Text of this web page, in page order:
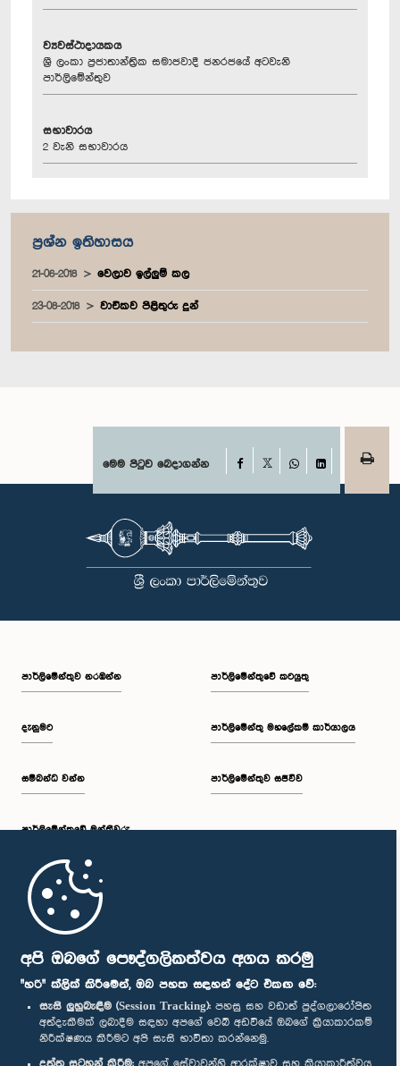
අපි ඔබගේ පෞද්ගලිකත්වය අගය කරමු
"හරි" ක්ලික් කිරීමෙන්, ඔබ පහත සඳහන් දේට එකඟ වේ:
සැසි ලුහුබැඳීම (Session Tracking): පහසු සහ වඩාත් පුද්ගලාරෝපිත
අත්දැකීමක් ලබාදීම සඳහා අපගේ වෙබ් අඩවියේ ඔබගේ ක්‍රියාකාරකම්
නිරීක්ෂණය කිරීමට අපි සැසි භාවිතා කරන්නෙමු.
ව්‍යවස්ථාදායකය
ශ්‍රී ලංකා ප්‍රජාතාන්ත්‍රික සමාජවාදී ජනරජයේ අටවැනි
පාර්ලිමේන්තුව
සභාවාරය
2 වැනි සභාවාරය
ප්‍රශ්න ඉතිහාසය
21-06-2018 වෙලාව ඉල්ලුම් කල
23-08-2018 වාචිකව පිළිතුරු දුන්
මෙම පිටුව බෙදාගන්න Facebook
WhatsAppLinkedIn
පාර්ලි‌මේන්තුව නරඹන්න
දැනුමට
සම්බන්ධ වන්න
පාර්ලි‌මේන්තුවේ මන්ත්‍රීවරු
මුල් පිටුව
පාර්ලිමේන්තුවේ කටයුතු
පාර්ලිමේන්තු මහලේකම් කාර්යාලය
පාර්ලිමේන්තුව සජීවීව
පාර්ලිමේන්තු ජංගම යෙදුම
අප හා සම්බන්ධ වී සිටින්න :